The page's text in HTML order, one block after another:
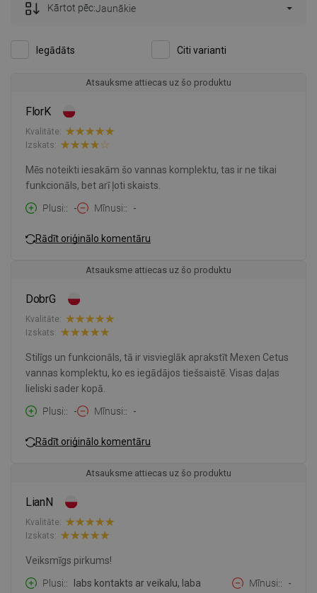
Iegādāts Citi varianti
Kārtot pēc:Jaunākie
Atsauksme attiecas uz šo produktu
FlorK
Kvalitāte:
Izskats:
Mēs noteikti iesakām šo vannas komplektu, tas ir ne tikai
funkcionāls, bet arī ļoti skaists.
Plusi:
- Mīnusi: -
Rādīt oriģinālo komentāru
Atsauksme attiecas uz šo produktu
DobrG
Kvalitāte:
Izskats:
Stilīgs un funkcionāls, tā ir visvieglāk aprakstīt Mexen Cetus
vannas komplektu, ko es iegādājos tiešsaistē. Visas daļas
lieliski sader kopā.
Plusi:
- Mīnusi: -
Rādīt oriģinālo komentāru
Atsauksme attiecas uz šo produktu
LianN
Kvalitāte:
Izskats:
Veiksmīgs pirkums!
Plusi:
labs kontakts ar veikalu, laba
Mīnusi: -